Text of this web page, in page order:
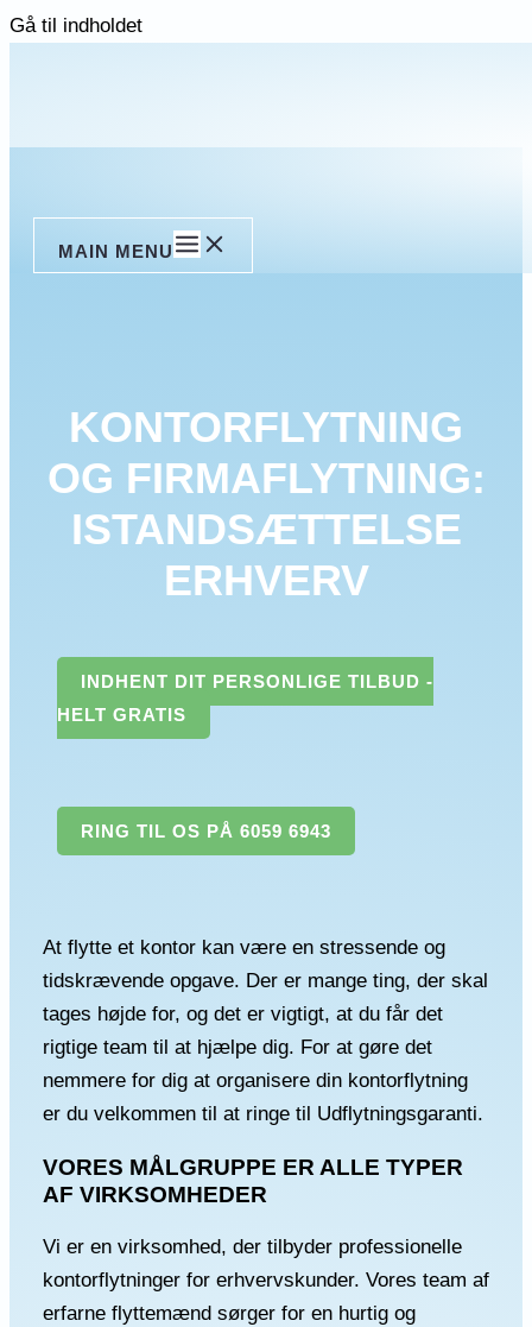
Gå til indholdet
MAIN MENU
KONTORFLYTNING
OG FIRMAFLYTNING:
ISTANDSÆTTELSE
ERHVERV
INDHENT DIT PERSONLIGE TILBUD -
HELT GRATIS
RING TIL OS PÅ 6059 6943
At flytte et kontor kan være en stressende og
tidskrævende opgave. Der er mange ting, der skal
tages højde for, og det er vigtigt, at du får det
rigtige team til at hjælpe dig. For at gøre det
nemmere for dig at organisere din kontorflytning
er du velkommen til at ringe til Udflytningsgaranti.
VORES MÅLGRUPPE ER ALLE TYPER
AF VIRKSOMHEDER
Vi er en virksomhed, der tilbyder professionelle
kontorflytninger for erhvervskunder. Vores team af
erfarne flyttemænd sørger for en hurtig og